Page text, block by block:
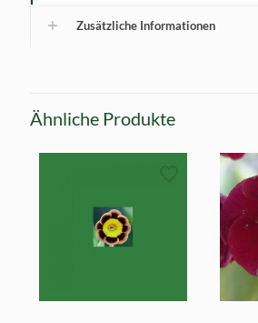
Zusätzliche Informationen
Ähnliche Produkte